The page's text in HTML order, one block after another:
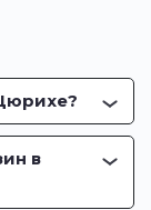
в